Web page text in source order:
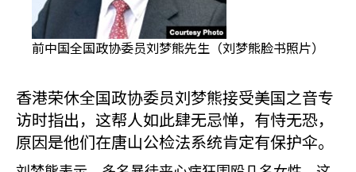
前中国全国政协委员刘梦熊先生（刘梦熊脸书照片）
香港荣休全国政协委员刘梦熊接受美国之音专
访时指出，这帮人如此肆无忌惮，有恃无恐，
原因是他们在唐山公检法系统肯定有保护伞。